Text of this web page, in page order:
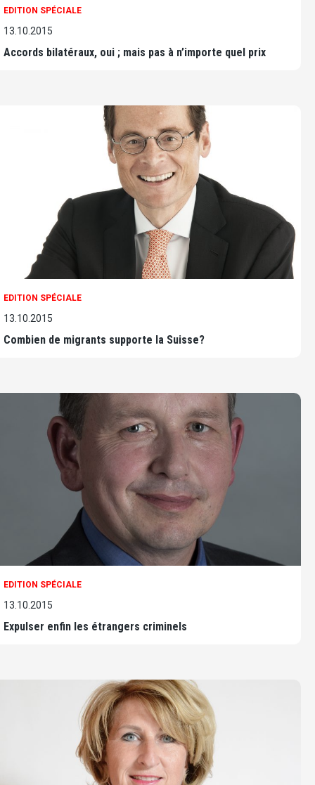
EDITION SPÉCIALE
13.10.2015
Accords bilatéraux, oui ; mais pas à n’importe quel prix
EDITION SPÉCIALE
13.10.2015
Combien de migrants supporte la Suisse?
EDITION SPÉCIALE
13.10.2015
Expulser enfin les étrangers criminels